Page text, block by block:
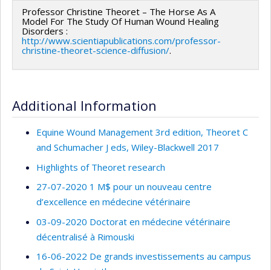
Professor Christine Theoret – The Horse As A
Model For The Study Of Human Wound Healing
Disorders :
http://www.scientiapublications.com/professor-
christine-theoret-science-diffusion/.
Additional Information
Equine Wound Management 3rd edition, Theoret C
and Schumacher J eds, Wiley-Blackwell 2017
Highlights of Theoret research
27-07-2020 1 M$ pour un nouveau centre
d’excellence en médecine vétérinaire
03-09-2020 Doctorat en médecine vétérinaire
décentralisé à Rimouski
16-06-2022 De grands investissements au campus